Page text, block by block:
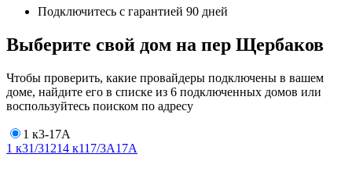
Подключитесь с гарантией 90 дней
Выберите свой дом на пер Щербаков
Чтобы проверить, какие провайдеры подключены в вашем
доме, найдите его в списке из 6 подключенных домов или
воспользуйтесь поиском по адресу
1 к3-17А
1 к31/31214 к117/3А17А